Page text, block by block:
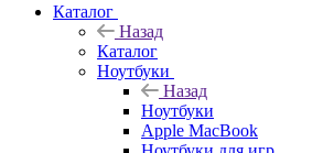
Каталог
Назад
Каталог
Ноутбуки
Назад
Ноутбуки
Apple MacBook